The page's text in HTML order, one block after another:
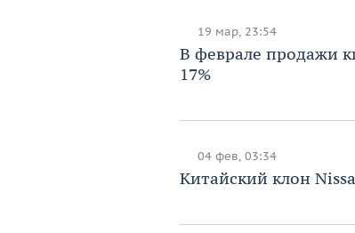
19 мар, 23:54
В феврале продажи
17%
04 фев, 03:34
Китайский клон